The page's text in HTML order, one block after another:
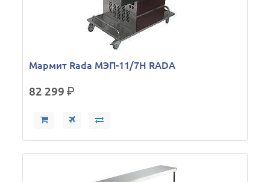
Мармит Rada МЭП-11/7Н RADA
82 299р.